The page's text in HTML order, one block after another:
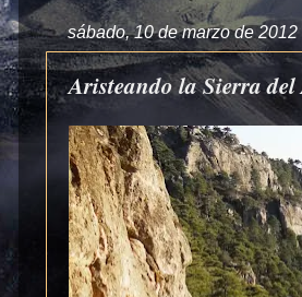
sábado, 10 de marzo de 2012
Aristeando la Sierra